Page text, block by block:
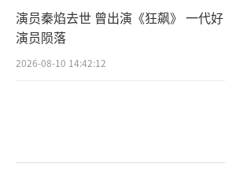
演员秦焰去世 曾出演《狂飙》 一代好
演员陨落
2026-08-10 14:42:12